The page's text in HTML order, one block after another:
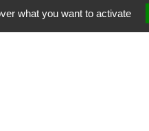
PAYS
what you want to activate